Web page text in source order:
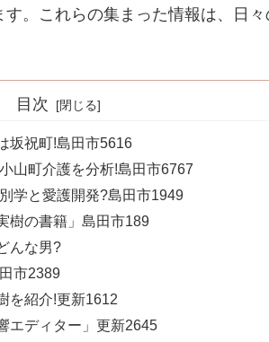
。これらの集まった情報は、日
目次
坂祝町!島田市5616
山町介護を分析!島田市6767
学と愛護開発?島田市1949
樹の書籍」島田市189
んな男?
市2389
を紹介!更新1612
エディター」更新2645